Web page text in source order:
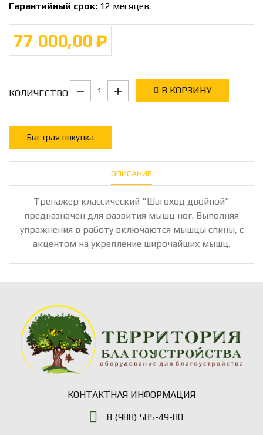
Гарантийный срок: 12 месяцев.
77 000,00 ₽
КОЛИЧЕСТВО В КОРЗИНУ
Быстрая покупка
ОПИСАНИЕ
Тренажер классический "Шагоход двойной"
предназначен для развития мышц ног. Выполняя
упражнения в работу включаются мышцы спины, с
акцентом на укрепление широчайших мышц.
КОНТАКТНАЯ ИНФОРМАЦИЯ
8 (988) 585-49-80